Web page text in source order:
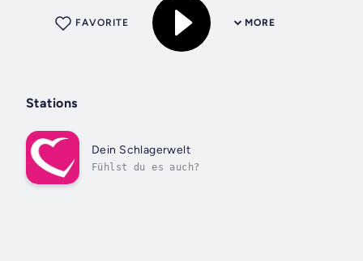
MORE
FAVORITE
Stations
Dein Schlagerwelt
Fühlst du es auch?